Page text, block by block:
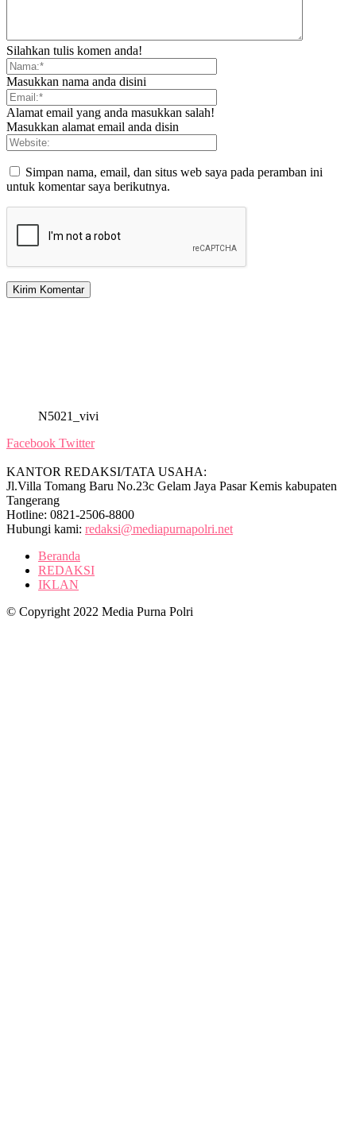
Silahkan tulis komen anda!
Masukkan nama anda disini
Alamat email yang anda masukkan salah!
Masukkan alamat email anda disin
Simpan nama, email, dan situs web saya pada peramban ini
untuk komentar saya berikutnya.
N5021_vivi
Facebook Twitter
KANTOR REDAKSI/TATA USAHA:
Jl.Villa Tomang Baru No.23c Gelam Jaya Pasar Kemis kabupaten
Tangerang
Hotline: 0821-2506-8800
Hubungi kami: redaksi@mediapurnapolri.net
Beranda
REDAKSI
IKLAN
© Copyright 2022 Media Purna Polri